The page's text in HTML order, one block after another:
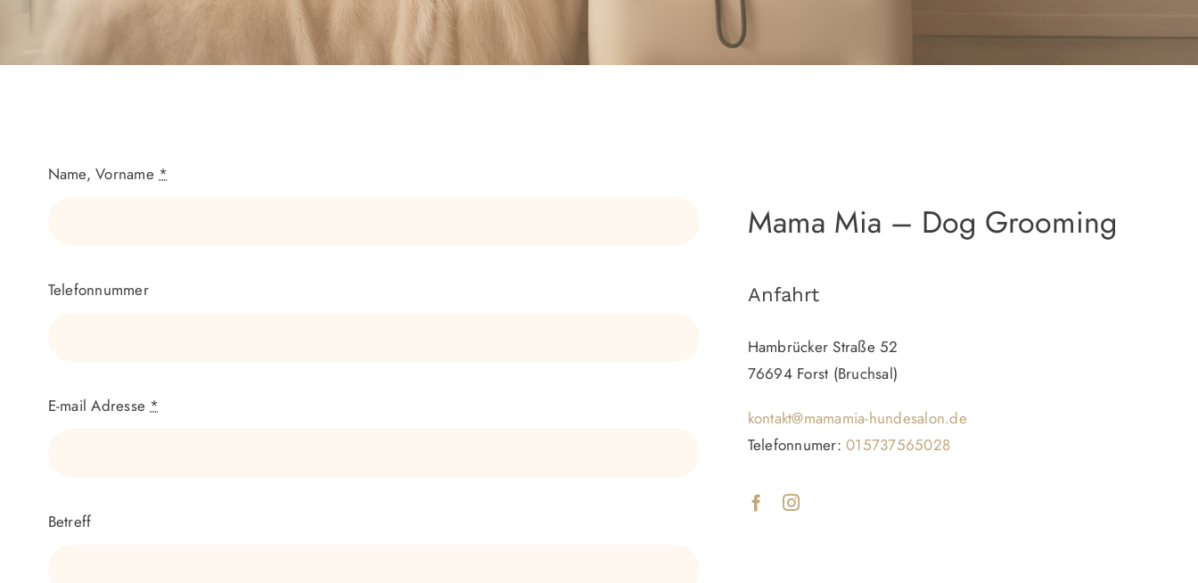
Name, Vorname *
Telefonnummer
E-mail Adresse*
Betreff
Mama Mia – Dog Grooming
Anfahrt
Hambrücker Straße 52
76694 Forst (Bruchsal)
kontakt@mamamia-hundesalon.de
Telefonnumer:015737565028